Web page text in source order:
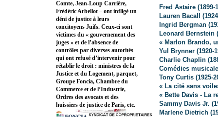
Fred Astaire (1899-
Lauren Bacall
Ingrid Bergman
Leonard Bernstein
« Marlon Brando,
Yul Brynner (1920-
Charlie Chaplin
Comédies
Tony Curtis (1925-
« La cité sans
« Bette Davis - La
Sammy Davis Jr.
Marlene Dietrich
Comte, Jean-Loup Carrière,
Frédéric Arbellot – ont infligé un
déni de justice à leurs
concitoyens Juifs. Ceux-ci sont
victimes du « gouvernement des
juges » et de l’absence de
contrôles par diverses autorités
qui ont refusé d’intervenir pour
rétablir le droit : ministres de la
Justice et du Logement, parquet,
Groupe Foncia, Chambre du
Commerce et de l’Industrie,
Ordres des avocats et des
huissiers de justice de Paris, etc.